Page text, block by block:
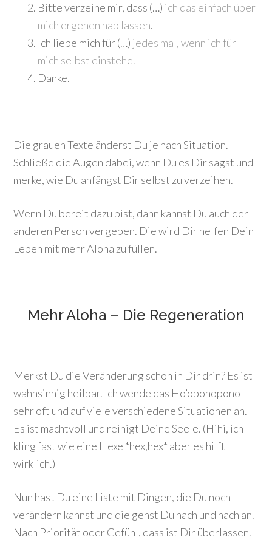
Bitte verzeihe mir, dass (…) ich das einfach über
mich ergehen hab lassen.
Ich liebe mich für (…) jedes mal, wenn ich für
mich selbst einstehe.
Danke.
Die grauen Texte änderst Du je nach Situation.
Schließe die Augen dabei, wenn Du es Dir sagst und
merke, wie Du anfängst Dir selbst zu verzeihen.
Wenn Du bereit dazu bist, dann kannst Du auch der
anderen Person vergeben. Die wird Dir helfen Dein
Leben mit mehr Aloha zu füllen.
Mehr Aloha – Die Regeneration
Merkst Du die Veränderung schon in Dir drin? Es ist
wahnsinnig heilbar. Ich wende das Ho’oponopono
sehr oft und auf viele verschiedene Situationen an.
Es ist machtvoll und reinigt Deine Seele. (Hihi, ich
kling fast wie eine Hexe *hex,hex* aber es hilft
wirklich.)
Nun hast Du eine Liste mit Dingen, die Du noch
verändern kannst und die gehst Du nach und nach an.
Nach Priorität oder Gefühl, dass ist Dir überlassen.